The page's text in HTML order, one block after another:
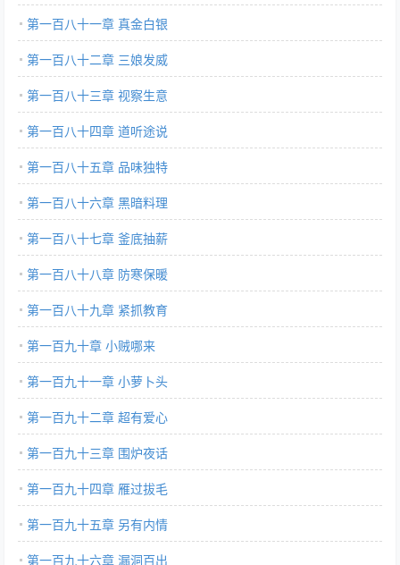
第一百八十一章 真金白银
第一百八十二章 三娘发威
第一百八十三章 视察生意
第一百八十四章 道听途说
第一百八十五章 品味独特
第一百八十六章 黑暗料理
第一百八十七章 釜底抽薪
第一百八十八章 防寒保暖
第一百八十九章 紧抓教育
第一百九十章 小贼哪来
第一百九十一章 小萝卜头
第一百九十二章 超有爱心
第一百九十三章 围炉夜话
第一百九十四章 雁过拔毛
第一百九十五章 另有内情
第一百九十六章 漏洞百出